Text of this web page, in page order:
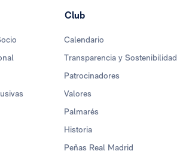
Club
Calendario
Transparencia y Sostenibilidad
Patrocinadores
Valores
Palmarés
Historia
Peñas Real Madrid